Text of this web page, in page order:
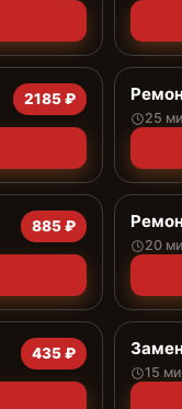
2185 ₽
25
885 ₽
20
435 ₽
15